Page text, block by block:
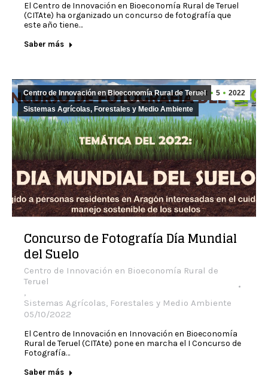
El Centro de Innovación en Bioeconomía Rural de Teruel
(CITAte) ha organizado un concurso de fotografía que
este año tiene…
Saber más
Oct 5 2022
Centro de Innovación en Bioeconomía Rural de Teruel
Sistemas Agrícolas, Forestales y Medio Ambiente
Concurso de Fotografía Día Mundial
del Suelo
Centro de Innovación en Bioeconomía Rural de
Teruel
,
Sistemas Agrícolas, Forestales y Medio Ambiente
05/10/2022
El Centro de Innovación en Innovación en Bioeconomía
Rural de Teruel (CITAte) pone en marcha el I Concurso de
Fotografía…
Saber más